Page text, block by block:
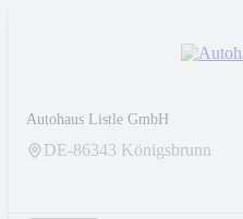
Autohaus Listle GmbH
DE-86343 Königsbrunn